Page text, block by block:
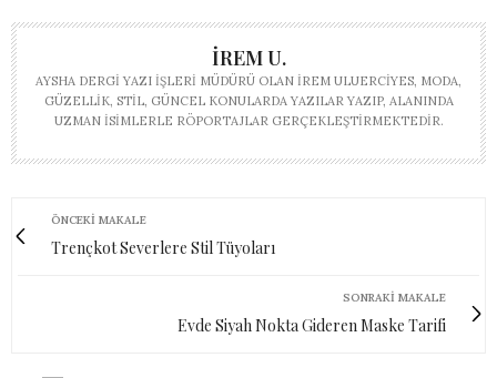
İREM U.
AYSHA DERGI YAZI İŞLERI MÜDÜRÜ OLAN İREM ULUERCIYES, MODA,
GÜZELLIK, STIL, GÜNCEL KONULARDA YAZILAR YAZIP, ALANINDA
UZMAN ISIMLERLE RÖPORTAJLAR GERÇEKLEŞTIRMEKTEDIR.
ÖNCEKI MAKALE
Trençkot Severlere Stil Tüyoları
SONRAKI MAKALE
Evde Siyah Nokta Gideren Maske Tarifi